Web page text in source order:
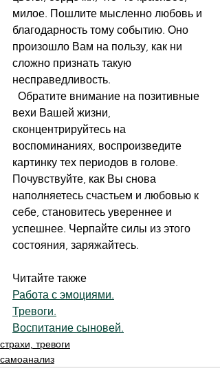
милое. Пошлите мысленно любовь и
благодарность тому событию. Оно
произошло Вам на пользу, как ни
сложно признать такую
несправедливость.
вехи Вашей жизни,
сконцентрируйтесь на
воспоминаниях, воспроизведите
картинку тех периодов в голове.
Почувствуйте, как Вы снова
наполняетесь счастьем и любовью к
себе, становитесь увереннее и
успешнее. Черпайте силы из этого
состояния, заряжайтесь.
Читайте также
Работа с эмоциями.
Тревоги.
Воспитание сыновей.
страхи, тревоги
самоанализ